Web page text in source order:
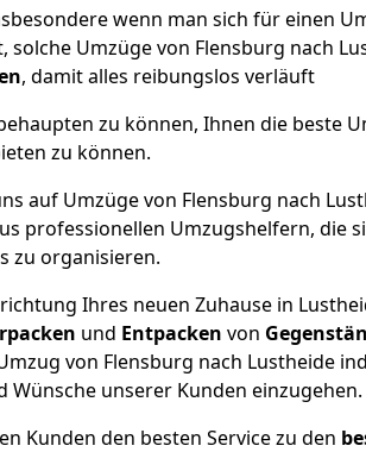
wenn man sich für einen
Umzüge von Flensburg nach
, damit alles reibungslos verläuft
zu können, Ihnen die beste
zu können.
auf Umzüge von Flensburg nach
professionellen Umzugshelfern, die
zu organisieren.
Ihres neuen Zuhause in
und Entpacken von
von Flensburg nach Lustheide
unserer Kunden einzugehen.
Kunden den besten Service zu den